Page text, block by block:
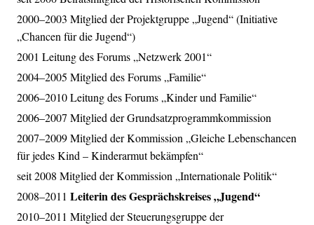
2000–2003 Mitglied der Projektgruppe „Jugend“ (Initiative
„Chancen für die Jugend“)
2001 Leitung des Forums „Netzwerk 2001“
2004–2005 Mitglied des Forums „Familie“
2006–2010 Leitung des Forums „Kinder und Familie“
2006–2007 Mitglied der Grundsatzprogrammkommission
2007–2009 Mitglied der Kommission „Gleiche Lebenschancen
für jedes Kind – Kinderarmut bekämpfen“
seit 2008 Mitglied der Kommission „Internationale Politik“
2008–2011 Leiterin des Gesprächskreises „Jugend“
2010–2011 Mitglied der Steuerungsgruppe der